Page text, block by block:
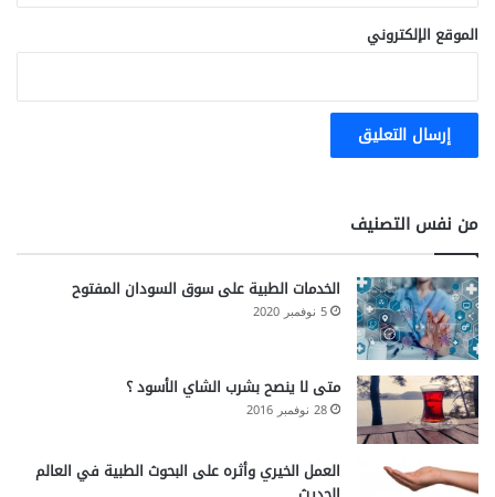
الموقع الإلكتروني
من نفس التصنيف
الخدمات الطبية على سوق السودان المفتوح
5 نوفمبر 2020
متى لا ينصح بشرب الشاي الأسود ؟
28 نوفمبر 2016
العمل الخيري وأثره على البحوث الطبية في العالم